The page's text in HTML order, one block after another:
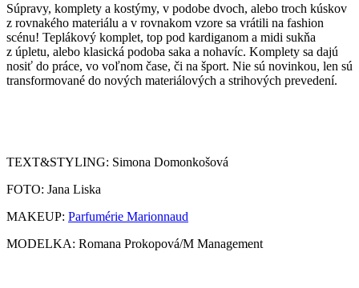
Súpravy, komplety a kostýmy, v podobe dvoch, alebo troch kúskov
z rovnakého materiálu a v rovnakom vzore sa vrátili na fashion
scénu! Teplákový komplet, top pod kardiganom a midi sukňa
z úpletu, alebo klasická podoba saka a nohavíc. Komplety sa dajú
nosiť do práce, vo voľnom čase, či na šport. Nie sú novinkou, len sú
transformované do nových materiálových a strihových prevedení.
TEXT&STYLING: Simona Domonkošová
FOTO: Jana Liska
MAKEUP: Parfumérie Marionnaud
MODELKA: Romana Prokopová/M Management